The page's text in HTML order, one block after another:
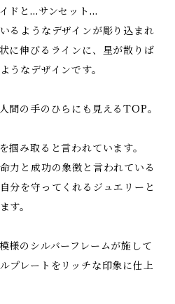
ドと…サンセット…
るようなデザインが彫り込まれ
に伸びるラインに、星が散りば
うなデザインです。
間の手のひらにも見えるTOP。
掴み取ると言われています。
力と成功の象徴と言われている
分を守ってくれるジュエリーと
す。
様のシルバーフレームが施して
プレートをリッチな印象に仕上